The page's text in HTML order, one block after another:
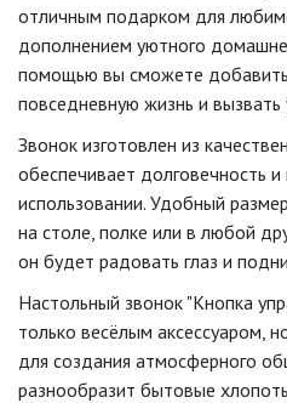
отличным подарком для
дополнением уютного
помощью вы сможете
повседневную жизнь и вызвать
Звонок изготовлен из
обеспечивает долговечность
использовании. Удобный
на столе, полке или в любой
он будет радовать глаз и
Настольный звонок "Кнопка
только весёлым аксессуаром,
для создания атмосферного
разнообразит бытовые